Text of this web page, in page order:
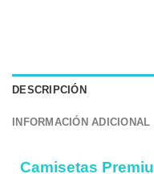
DESCRIPCIÓN
INFORMACIÓN ADICIONAL
Camisetas